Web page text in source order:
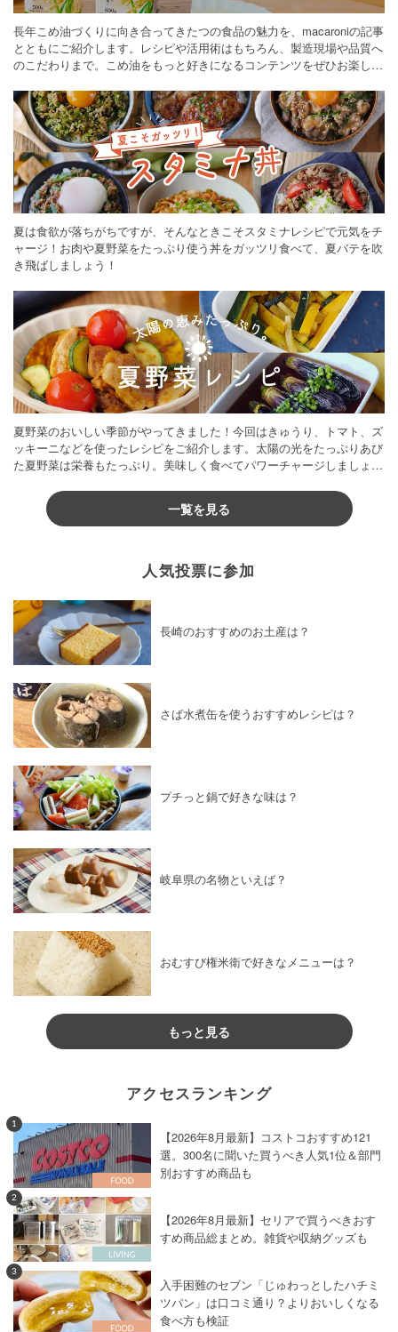
長年こめ油づくりに向き合ってきたつの食品の魅力を、macaroniの記事
とともにご紹介します。レシピや活用術はもちろん、製造現場や品質へ
のこだわりまで。こめ油をもっと好きになるコンテンツをぜひお楽しみ
夏は食欲が落ちがちですが、そんなときこそスタミナレシピで元気をチ
ャージ！お肉や夏野菜をたっぷり使う丼をガッツリ食べて、夏バテを吹
き飛ばしましょう！
夏野菜のおいしい季節がやってきました！今回はきゅうり、トマト、ズ
ッキーニなどを使ったレシピをご紹介します。太陽の光をたっぷりあび
た夏野菜は栄養もたっぷり。美味しく食べてパワーチャージしましょう
一覧を見る
人気投票に参加
長崎のおすすめのお土産は？
さば水煮缶を使うおすすめレシピは？
プチっと鍋で好きな味は？
岐阜県の名物といえば？
おむすび権米衛で好きなメニューは？
もっと見る
アクセスランキング
1
【2026年8月最新】コストコおすすめ121
選。300名に聞いた買うべき人気1位＆部門
別おすすめ商品も
2
【2026年8月最新】セリアで買うべきおす
すめ商品総まとめ。雑貨や収納グッズも
3
入手困難のセブン「じゅわっとしたハチミ
ツパン」は口コミ通り？よりおいしくなる
食べ方も検証